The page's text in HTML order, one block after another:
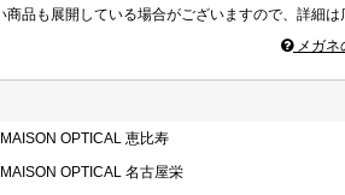
商品も展開している場合がございますので、詳細は
メガネ
MAISON OPTICAL 恵比寿
MAISON OPTICAL 名古屋栄